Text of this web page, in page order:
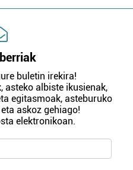
buletin irekira!
asteko albiste ikusienak,
egitasmoak, asteburuko
askoz gehiago!
elektronikoan.